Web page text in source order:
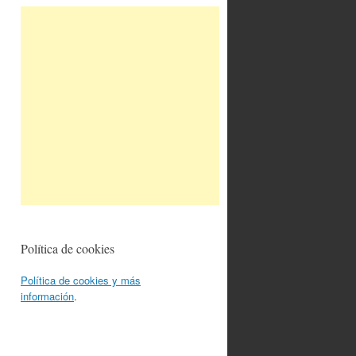
Política de cookies
Política de cookies y más
información.